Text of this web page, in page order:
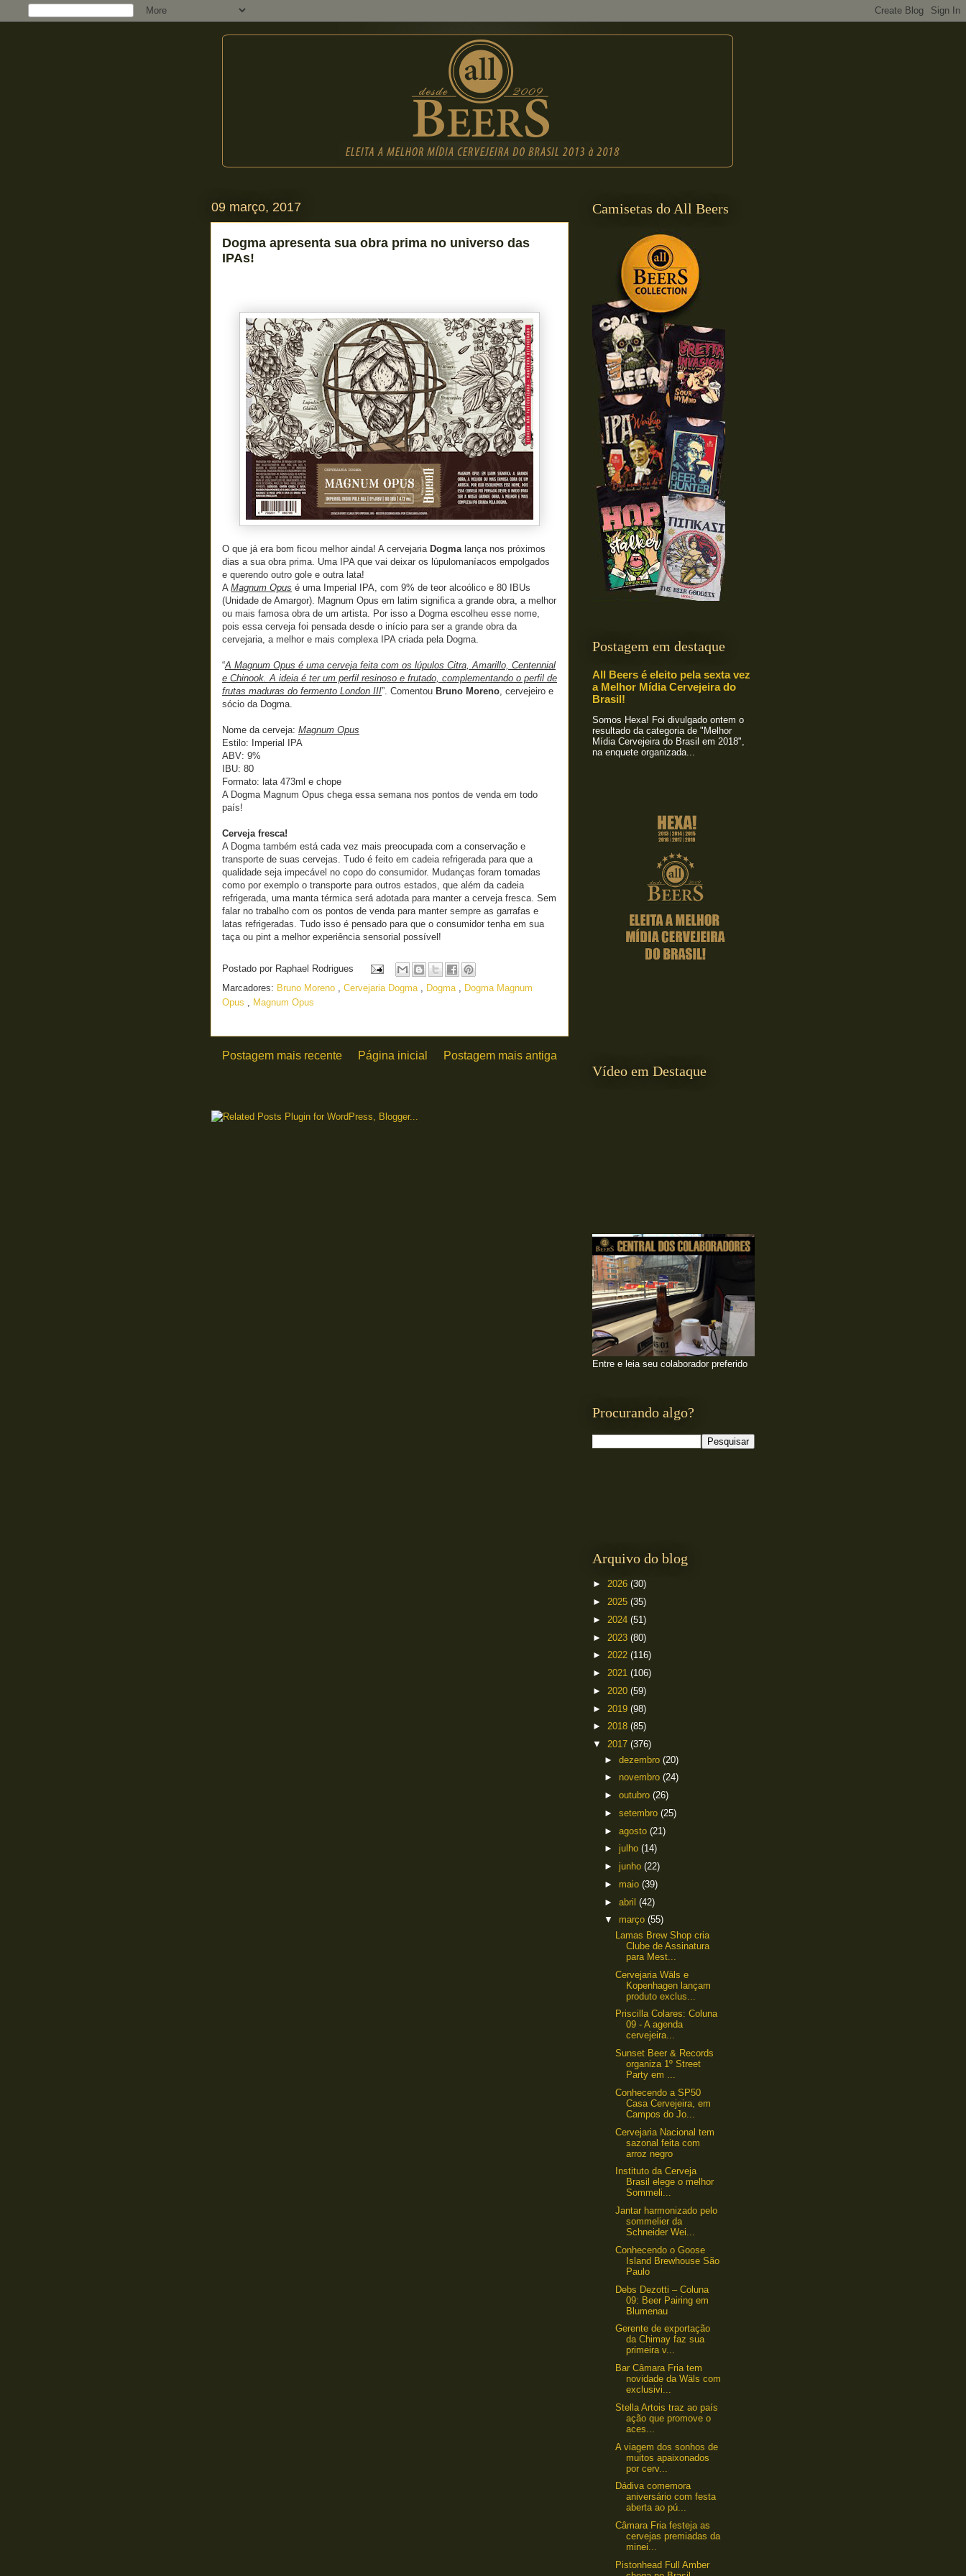
09 março, 2017
Dogma apresenta sua obra prima no universo das
IPAs!
O que já era bom ficou melhor ainda! A cervejaria Dogmalança nos próximos
dias a sua obra prima. Uma IPA que vai deixar os lúpulomaníacos empolgados
e querendo outro gole e outra lata!
A Magnum Opus é uma Imperial IPA, com 9% de teor alcoólico e 80 IBUs
(Unidade de Amargor). Magnum Opus em latim significa a grande obra, a melhor
ou mais famosa obra de um artista. Por isso a Dogma escolheu esse nome,
pois essa cerveja foi pensada desde o início para ser a grande obra da
cervejaria, a melhor e mais complexa IPA criada pela Dogma.
“A Magnum Opus é uma cerveja feita com os lúpulos Citra, Amarillo, Centennial
e Chinook. A ideia é ter um perfil resinoso e frutado, complementando o perfil de
frutas maduras do fermento London III”. Comentou Bruno Moreno, cervejeiro e
sócio da Dogma.
Nome da cerveja: Magnum Opus
Estilo: Imperial IPA
ABV: 9%
IBU: 80
Formato: lata 473ml e chope
A Dogma Magnum Opus chega essa semana nos pontos de venda em todo
país!
Cerveja fresca!
A Dogma também está cada vez mais preocupada com a conservação e
transporte de suas cervejas. Tudo é feito em cadeia refrigerada para que a
qualidade seja impecável no copo do consumidor. Mudanças foram tomadas
como por exemplo o transporte para outros estados, que além da cadeia
refrigerada, uma manta térmica será adotada para manter a cerveja fresca. Sem
falar no trabalho com os pontos de venda para manter sempre as garrafas e
latas refrigeradas. Tudo isso é pensado para que o consumidor tenha em sua
taça ou pint a melhor experiência sensorial possível!
Postado por Raphael Rodrigues
Marcadores: Bruno Moreno , Cervejaria Dogma , Dogma , Dogma Magnum
Opus , Magnum Opus
Postagem mais recente Postagem mais antiga
Página inicial
Camisetas do All Beers
Postagem em destaque
All Beers é eleito pela sexta vez
a Melhor Mídia Cervejeira do
Brasil!
Somos Hexa! Foi divulgado ontem o
resultado da categoria de "Melhor
Mídia Cervejeira do Brasil em 2018",
na enquete organizada...
Vídeo em Destaque
Entre e leia seu colaborador preferido
Procurando algo?
Arquivo do blog
► 2026 (30)
► 2025 (35)
► 2024 (51)
► 2023 (80)
► 2022 (116)
► 2021 (106)
► 2020 (59)
► 2019 (98)
► 2018 (85)
▼ 2017 (376)
► dezembro (20)
► novembro (24)
► outubro (26)
► setembro (25)
► agosto (21)
► julho (14)
► junho (22)
► maio (39)
► abril (42)
▼ março (55)
Lamas Brew Shop cria
Clube de Assinatura
para Mest...
Cervejaria Wäls e
Kopenhagen lançam
produto exclus...
Priscilla Colares: Coluna
09 - A agenda
cervejeira...
Sunset Beer & Records
organiza 1º Street
Party em ...
Conhecendo a SP50
Casa Cervejeira, em
Campos do Jo...
Cervejaria Nacional tem
sazonal feita com
arroz negro
Instituto da Cerveja
Brasil elege o melhor
Sommeli...
Jantar harmonizado pelo
sommelier da
Schneider Wei...
Conhecendo o Goose
Island Brewhouse São
Paulo
Debs Dezotti – Coluna
09: Beer Pairing em
Blumenau
Gerente de exportação
da Chimay faz sua
primeira v...
Bar Câmara Fria tem
novidade da Wäls com
exclusivi...
Stella Artois traz ao país
ação que promove o
aces...
A viagem dos sonhos de
muitos apaixonados
por cerv...
Dádiva comemora
aniversário com festa
aberta ao pú...
Câmara Fria festeja as
cervejas premiadas da
minei...
Pistonhead Full Amber